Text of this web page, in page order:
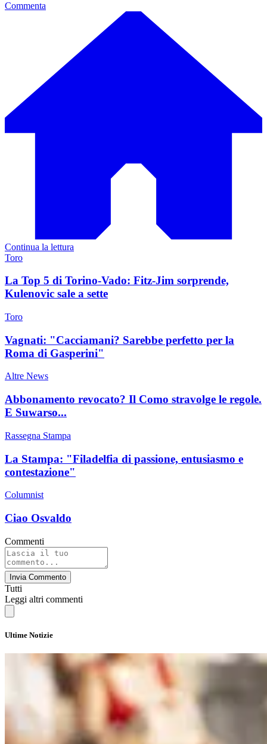
Commenta
Continua la lettura
Toro
La Top 5 di Torino-Vado: Fitz-Jim sorprende,
Kulenovic sale a sette
Toro
Vagnati: "Cacciamani? Sarebbe perfetto per la
Roma di Gasperini"
Altre News
Abbonamento revocato? Il Como stravolge le regole.
E Suwarso...
Rassegna Stampa
La Stampa: "Filadelfia di passione, entusiasmo e
contestazione"
Columnist
Ciao Osvaldo
Commenti
Invia Commento
Tutti
Leggi altri commenti
Ultime Notizie